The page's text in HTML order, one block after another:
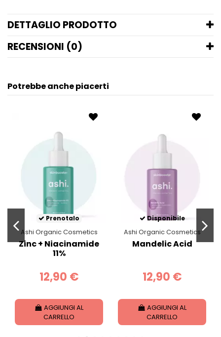
DETTAGLIO PRODOTTO
RECENSIONI (0)
Potrebbe anche piacerti
Prenotalo
Ashi Organic Cosmetics
Zinc + Niacinamide
11%
12,90 €
AGGIUNGI AL
CARRELLO
Disponibile
Ashi Organic Cosmetics
Mandelic Acid
12,90 €
AGGIUNGI AL
CARRELLO